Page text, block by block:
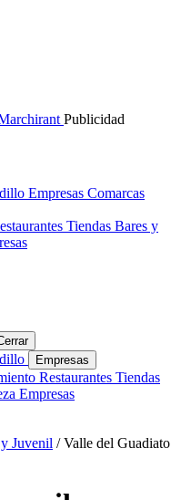
Publicidad
Empresas Comarcas
Tiendas Bares y
Empresas
Restaurantes Tiendas
Empresas
Juvenil / Valle del Guadiato